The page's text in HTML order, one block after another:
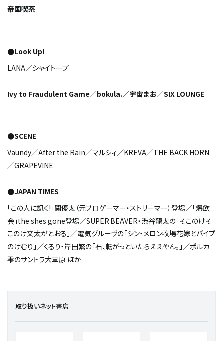
帝国喫茶
●Look Up!
LANA／シャイトープ
Ivy to Fraudulent Game／bokula.／宇宙まお／SIX LOUNGE
●SCENE
Vaundy／After the Rain／マルシィ／KREVA／THE BACK HORN
／GRAPEVINE
●JAPAN TIMES
「この人に訊く!」関優太（元プロゲーマー・ストリーマー）登場／「爆飲
会」the shes gone登場／SUPER BEAVER・渋谷龍太の「そこのけそ
このけ文太がとおる」／電気グルーヴの「シン・メロン牧場――花嫁とパイプ
のけむり」／くるり・岸田繁の「石、転がっといたらええやん。」／ポルカ
雫のサントラ大草原 ほか
取り扱いネット書店